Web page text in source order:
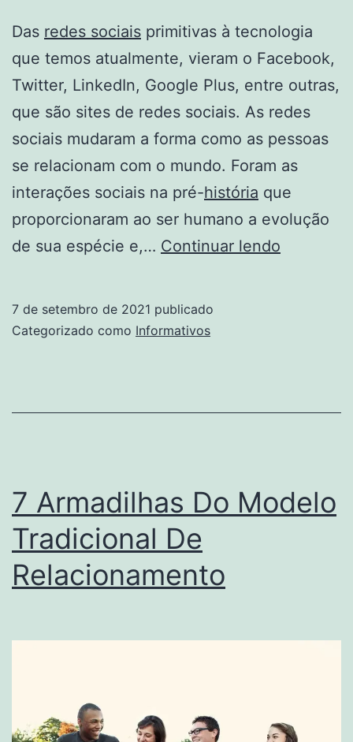
Das redes sociais primitivas à tecnologia
que temos atualmente, vieram o Facebook,
Twitter, LinkedIn, Google Plus, entre outras,
que são sites de redes sociais. As redes
sociais mudaram a forma como as pessoas
se relacionam com o mundo. Foram as
interações sociais na pré-história que
proporcionaram ao ser humano a evolução
de sua espécie e,… Continuar lendo
7 de setembro de 2021 publicado
Categorizado como Informativos
7 Armadilhas Do Modelo
Tradicional De
Relacionamento